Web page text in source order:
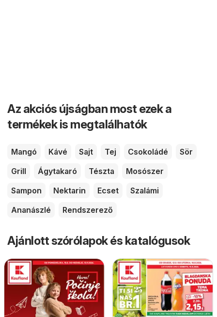
Az akciós újságban most ezek a
termékek is megtalálhatók
Mangó Kávé Sajt Tej Csokoládé
Sör
Grill
Ágytakaró Tészta
Mosószer
Sampon
Nektarin Ecset
Szalámi
Ananászlé
Rendszerező
Ajánlott szórólapok és katalógusok